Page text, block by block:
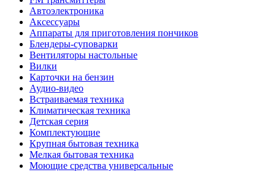
Автоэлектроника
Аксессуары
Аппараты для приготовления пончиков
Блендеры-суповарки
Вентиляторы настольные
Вилки
Карточки на бензин
Аудио-видео
Встраиваемая техника
Климатическая техника
Детская серия
Комплектующие
Крупная бытовая техника
Мелкая бытовая техника
Моющие средства универсальные